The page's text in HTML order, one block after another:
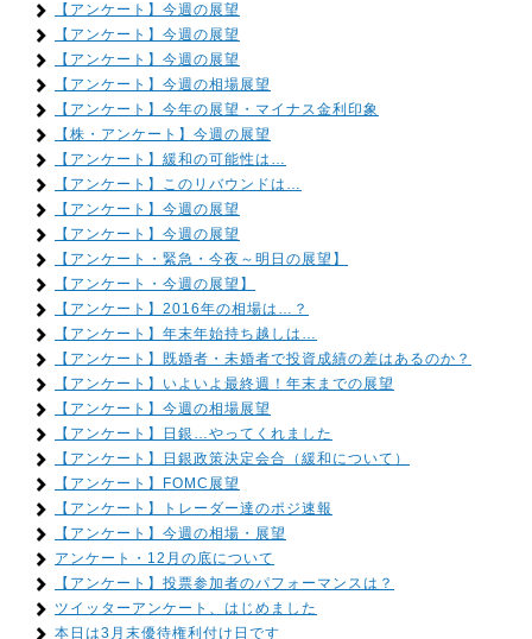
【アンケート】今週の展望
【アンケート】今週の展望
【アンケート】今週の展望
【アンケート】今週の相場展望
【アンケート】今年の展望・マイナス金利印象
【株・アンケート】今週の展望
【アンケート】緩和の可能性は…
【アンケート】このリバウンドは…
【アンケート】今週の展望
【アンケート】今週の展望
【アンケート・緊急・今夜～明日の展望】
【アンケート・今週の展望】
【アンケート】2016年の相場は…？
【アンケート】年末年始持ち越しは…
【アンケート】既婚者・未婚者で投資成績の差はあるのか？
【アンケート】いよいよ最終週！年末までの展望
【アンケート】今週の相場展望
【アンケート】日銀…やってくれました
【アンケート】日銀政策決定会合（緩和について）
【アンケート】FOMC展望
【アンケート】トレーダー達のポジ速報
【アンケート】今週の相場・展望
アンケート・12月の底について
【アンケート】投票参加者のパフォーマンスは？
ツイッターアンケート、はじめました
本日は3月末優待権利付け日です